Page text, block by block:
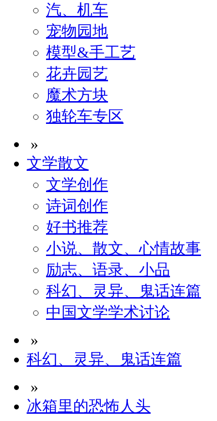
汽、机车
宠物园地
模型&手工艺
花卉园艺
魔术方块
独轮车专区
»
文学散文
文学创作
诗词创作
好书推荐
小说、散文、心情故事
励志、语录、小品
科幻、灵异、鬼话连篇
中国文学学术讨论
»
科幻、灵异、鬼话连篇
»
冰箱里的恐怖人头